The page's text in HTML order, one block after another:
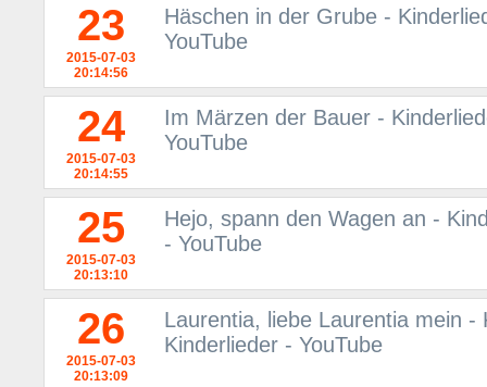
23
2015-07-03
20:14:56
Häschen in der Grube -
YouTube
24
2015-07-03
20:14:55
Im Märzen der Bauer -
YouTube
25
2015-07-03
20:13:10
Hejo, spann den Wagen an -
- YouTube
26
2015-07-03
20:13:09
Laurentia, liebe Laurentia mein
Kinderlieder - YouTube